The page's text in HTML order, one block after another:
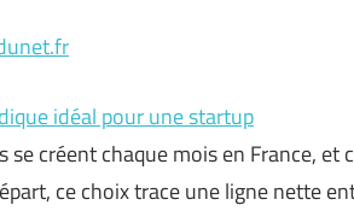
idéal pour une startup
se créent chaque mois en France,
ce choix trace une ligne nette